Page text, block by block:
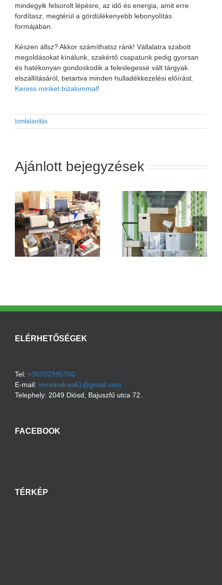
mindegyik felsorolt lépésre, az idő és energia, amit erre
fordítasz, megtérül a gördülékenyebb lebonyolítás
formájában.
Készen állsz? Akkor számíthatsz ránk! Vállalatra szabott
megoldásokat kínálunk, szakértő csapatunk pedig gyorsan
és hatékonyan gondoskodik a feleslegessé vált tárgyak
elszállításáról, betartva minden hulladékkezelési előírást.
Keress minket bizalommal!
lomtalanítás
Ajánlott bejegyzések
Ne hagyd, hogy maguk
alá temessenek a
lomok!
Milyen hulladékokat
vállal egy lomtalanító
ELÉRHETŐSÉGEK
Tel: +36702995760
E-mail: imreandras61@gmail.com
Telephely: 2049 Diósd, Bajuszfű utca 72.
FACEBOOK
TÉRKÉP